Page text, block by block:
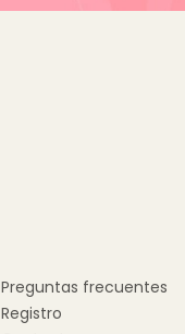
Preguntas frecuentes
Registro